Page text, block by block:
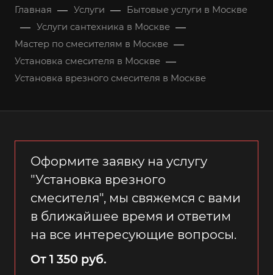
Главная — Услуги — Бытовые услуги в Москве
— Услуги сантехника в Москве —
Мастер по смесителям в Москве —
Установка смесителя в Москве —
Установка врезного смесителя в Москве
Оформите заявку на услугу
"Установка врезного
смесителя", мы свяжемся с вами
в ближайшее время и ответим
на все интересующие вопросы.
От 1 350 руб.